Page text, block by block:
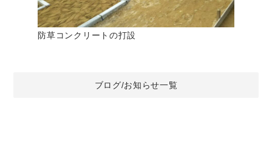
防草コンクリートの打設
ブログ/お知らせ一覧